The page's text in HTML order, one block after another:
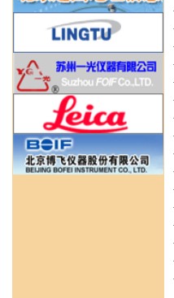
·
·
·
·
·
·
·
·
·
·
·
·
·
·
·
·